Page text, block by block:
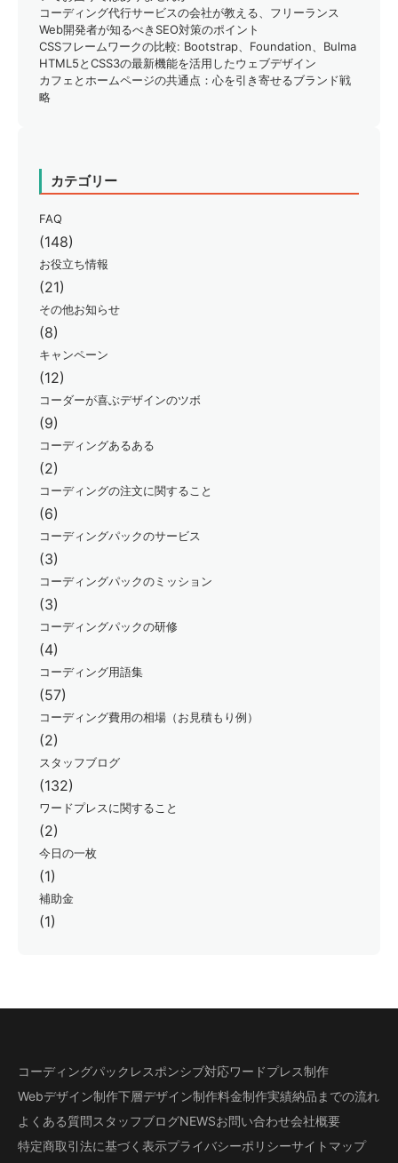
コーディング代行サービスの会社が教える、フリーランス
Web開発者が知るべきSEO対策のポイント
CSSフレームワークの比較: Bootstrap、Foundation、Bulma
HTML5とCSS3の最新機能を活用したウェブデザイン
カフェとホームページの共通点：心を引き寄せるブランド戦
略
カテゴリー
FAQ
(148)
お役立ち情報
(21)
その他お知らせ
(8)
キャンペーン
(12)
コーダーが喜ぶデザインのツボ
(9)
コーディングあるある
(2)
コーディングの注文に関すること
(6)
コーディングパックのサービス
(3)
コーディングパックのミッション
(3)
コーディングパックの研修
(4)
コーディング用語集
(57)
コーディング費用の相場（お見積もり例）
(2)
スタッフブログ
(132)
ワードプレスに関すること
(2)
今日の一枚
(1)
補助金
(1)
コーディングパック レスポンシブ対応ワードプレス制作
Webデザイン制作下層デザイン制作料金制作実績納品までの流れ
よくある質問スタッフブログNEWSお問い合わせ会社概要
特定商取引法に基づく表示プライバシーポリシーサイトマップ